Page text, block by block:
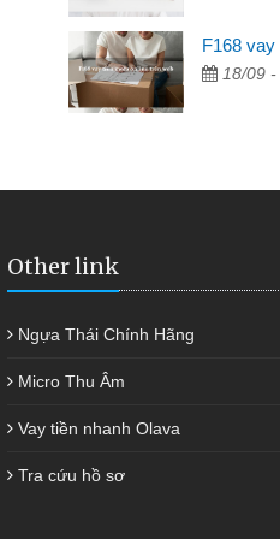
hàng không ai cho vay. Trong
quyết việc riêng, trong 1-2 ngày
đã giúp tôi kịp thời và nhanh chóng
F168 vay
18/09 -
Other link
Ngựa Thái Chính Hãng
Micro Thu Âm
Vay tiền nhanh Olava
Tra cứu hồ sơ